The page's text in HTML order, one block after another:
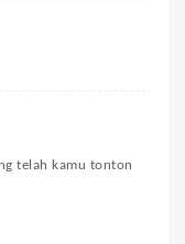
telah kamu tonton